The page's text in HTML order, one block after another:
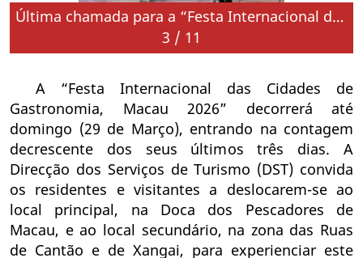
Última chamada para a “Festa Internacional das Cidades de Gastronomia, Macau 2026”
3 / 11
A “Festa Internacional das Cidades de
Gastronomia, Macau 2026” decorrerá até
domingo (29 de Março), entrando na contagem
decrescente dos seus últimos três dias. A
Direcção dos Serviços de Turismo (DST) convida
os residentes e visitantes a deslocarem-se ao
local principal, na Doca dos Pescadores de
Macau, e ao local secundário, na zona das Ruas
de Cantão e de Xangai, para experienciar este